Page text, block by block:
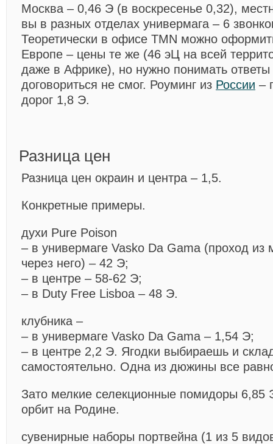
Москва – 0,46 Э (в воскресенье 0,32),
вы в разных отделах универмага – 6
Теоретически в офисе TMN можно
Европе – цены те же (46 эЦ на всей
даже в Африке), но нужно понимать ответы
договориться не смог. Роуминг из России –
дорог 1,8 Э.
Разница цен
Разница цен окраин и центра – 1,5.
Конкретные примеры.
духи Pure Poison
– в универмаге Vasko Da Gama (проход из
через него) – 42 Э;
– в центре – 58-62 Э;
– в Duty Free Lisboa – 48 Э.
клубника –
– в универмаге Vasko Da Gama – 1,54 Э;
– в центре 2,2 Э. Ягодки выбираешь и
самостоятельно. Одна из дюжины все
Зато мелкие селекционные помидоры 6,85
орбит на Родине.
сувенирные наборы портвейна (1 из 5